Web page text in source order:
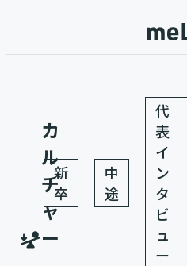
カ
ル
チ
ャ
ー
新
卒
中
途
代
表
イ
ン
タ
ビ
ュ
ー